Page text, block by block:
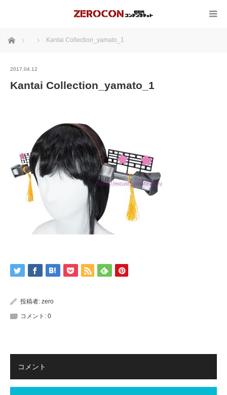
ホーム Kantai Collection_yamato_1
2017.04.12
Kantai Collection_yamato_1
投稿者: zero
コメント: 0
コメント